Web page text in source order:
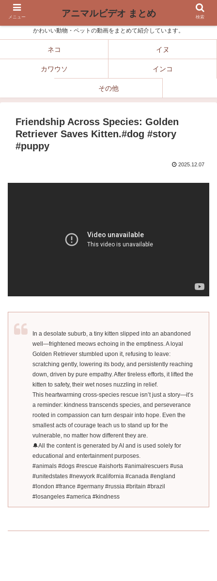
かわいい動物・ペットの動画をまとめて紹介しています。
ネコ イヌ
カワウソ インコ
その他
Friendship Across Species: Golden
Retriever Saves Kitten.#dog #story
#puppy
2025.12.07
In a desolate suburb, a tiny kitten slipped into an abandoned
well—frightened meows echoing in the emptiness. A loyal
Golden Retriever stumbled upon it, refusing to leave:
scratching gently, lowering its body, and persistently reaching
down, driven by pure empathy. After tireless efforts, it lifted the
kitten to safety, their wet noses nuzzling in relief.
This heartwarming cross-species rescue isn’t just a story—it’s
a reminder: kindness transcends species, and perseverance
rooted in compassion can turn despair into hope. Even the
smallest acts of courage teach us to stand up for the
vulnerable, no matter how different they are.
🔔All the content is generated by AI and is used solely for
educational and entertainment purposes.
#animals #dogs #rescue #aishorts #animalrescuers #usa
#unitedstates #newyork #california #canada #england
#london #france #germany #russia #britain #brazil
#losangeles #america #kindness
メニュー アニマルビデオ まとめ 検索